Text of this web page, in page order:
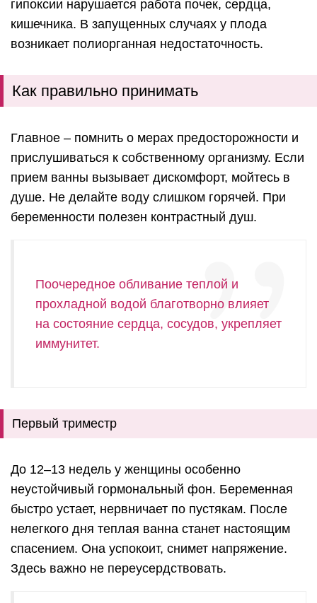
гипоксии нарушается работа почек, сердца,
кишечника. В запущенных случаях у плода
возникает полиорганная недостаточность.
Как правильно принимать
Главное – помнить о мерах предосторожности и
прислушиваться к собственному организму. Если
прием ванны вызывает дискомфорт, мойтесь в
душе. Не делайте воду слишком горячей. При
беременности полезен контрастный душ.
Поочередное обливание теплой и
прохладной водой благотворно влияет
на состояние сердца, сосудов, укрепляет
иммунитет.
Первый триместр
До 12–13 недель у женщины особенно
неустойчивый гормональный фон. Беременная
быстро устает, нервничает по пустякам. После
нелегкого дня теплая ванна станет настоящим
спасением. Она успокоит, снимет напряжение.
Здесь важно не переусердствовать.